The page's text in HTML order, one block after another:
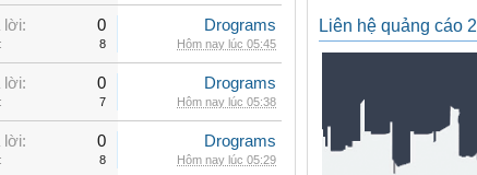
lời: 0
8
Drograms
Hôm nay lúc 05:45
lời: 0
7
Drograms
Hôm nay lúc 05:38
lời: 0
8
Drograms
Hôm nay lúc 05:29
Liên hệ quảng cáo 2